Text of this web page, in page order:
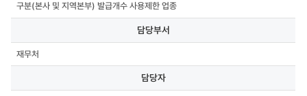
구분(본사 및 지역본부) 발급개수 사용제한 업종
담당부서
재무처
담당자